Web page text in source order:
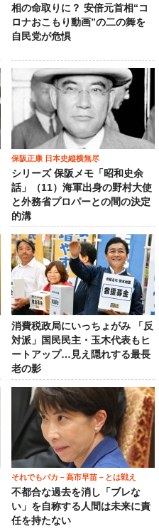
相の命取りに？ 安倍元首相“コ
ロナおこもり動画”の二の舞を
自民党が危惧
保阪正康 日本史縦横無尽
シリーズ 保阪メモ「昭和史余
話」（11）海軍出身の野村大使
と外務省プロパーとの間の決定
的溝
消費税政局にいっちょがみ 「反
対派」国民民主・玉木代表もヒ
ートアップ…見え隠れする最長
老の影
それでもバカ－高市早苗－とは戦え
不都合な過去を消し「ブレな
い」を自称する人間は未来に責
任を持たない